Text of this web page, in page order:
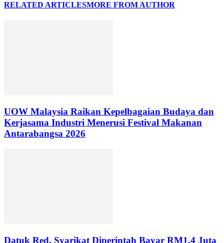
RELATED ARTICLESMORE FROM AUTHOR
UOW Malaysia Raikan Kepelbagaian Budaya dan
Kerjasama Industri Menerusi Festival Makanan
Antarabangsa 2026
Datuk Red, Syarikat Diperintah Bayar RM1.4 Juta